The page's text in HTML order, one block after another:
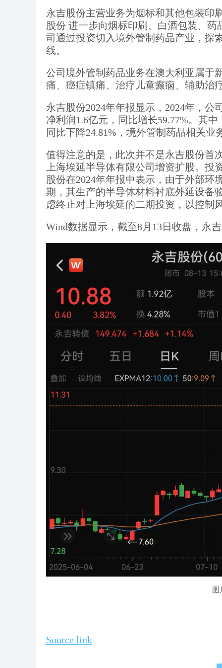
永吉股份主营业务为烟标和其他包装印
股份 进一步向烟标印刷、白酒包装、
司通过投资切入境外管制药品产业，探
线。
公司境外管制药品业务在澳大利亚属于
痛、癌症镇痛、治疗儿童癫痫、辅助治
永吉股份2024年年报显示，2024年，公
净利润1.6亿元，同比增长59.77%。其
同比下降24.81%，境外管制药品相关业
值得注意的是，此次并不是永吉股份首
上海埃延半导体有限公司增资扩股。
股份在2024年年报中表示，由于外部
期，其生产的半导体材料衬底外延设备
虑终止对上海埃延的二期投资，以控制
Wind数据显示，截至8月13日收盘，永
图
Source link